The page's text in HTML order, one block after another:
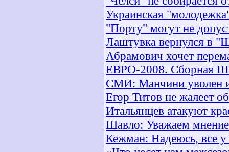
Украинская
"Порту" могут не
Лаштувка вернулся в
Абрамович хочет
ЕВРО-2008. Сборная
СМИ: Манчини уволен
Егор Титов не жалеет
Итальянцев атакуют
Шавло: Уважаем
Кежман: Надеюсь, все у